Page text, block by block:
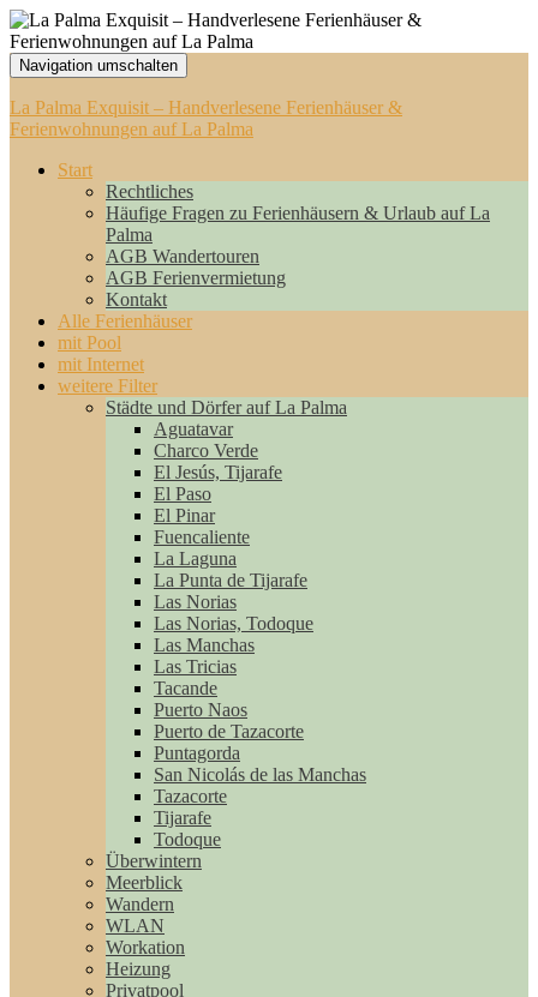
Navigation umschalten
La Palma Exquisit – Handverlesene Ferienhäuser &
Ferienwohnungen auf La Palma
Start
Rechtliches
Häufige Fragen zu Ferienhäusern & Urlaub auf La
Palma
AGB Wandertouren
AGB Ferienvermietung
Kontakt
Alle Ferienhäuser
mit Pool
mit Internet
weitere Filter
Städte und Dörfer auf La Palma
Aguatavar
Charco Verde
El Jesús, Tijarafe
El Paso
El Pinar
Fuencaliente
La Laguna
La Punta de Tijarafe
Las Norias
Las Norias, Todoque
Las Manchas
Las Tricias
Tacande
Puerto Naos
Puerto de Tazacorte
Puntagorda
San Nicolás de las Manchas
Tazacorte
Tijarafe
Todoque
Überwintern
Meerblick
Wandern
WLAN
Workation
Heizung
Privatpool